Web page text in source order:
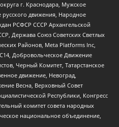
г. Краснодара, Мужское
движения, Народное
РСФСР СССР Архангельской
Держава Союз Советских Светлых
Районов, Meta Platforms Inc,
Добровольческое Движение
Черный Комитет, Татарстанское
движение, Невоград,
Весна, Верховный Совет
Республики, Конгресс
комитет совета народных
национальное объединение,